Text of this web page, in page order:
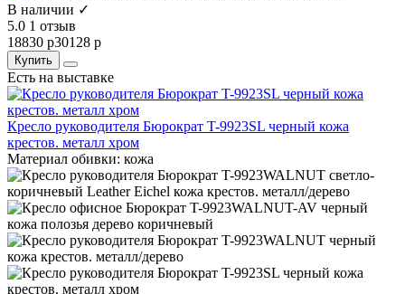
В наличии ✓
5.0 1 отзыв
18830 р30128 р
Купить
Есть на выставке
Кресло руководителя Бюрократ T-9923SL черный кожа
крестов. металл хром
Материал обивки: кожа